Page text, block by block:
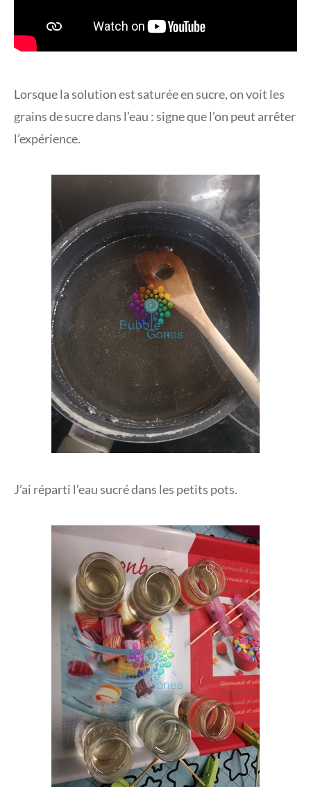
Lorsque la solution est saturée en sucre, on voit les
grains de sucre dans l’eau : signe que l’on peut arrêter
l’expérience.
J’ai réparti l’eau sucré dans les petits pots.